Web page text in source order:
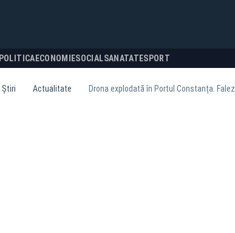
POLITICA ECONOMIESOCIALSANATATESPORT
Știri Actualitate Drona explodată în Portul Constanța.